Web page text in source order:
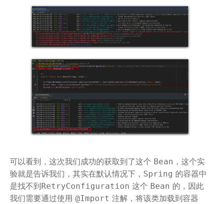
可以看到，这次我们成功的获取到了这个 Bean ，这个实
验就是告诉我们，其实在默认情况下， Spring 的容器中
是找不到RetryConfiguration 这个 Bean 的，因此
我们需要通过使用 @Import 注解，将该类加载到容器